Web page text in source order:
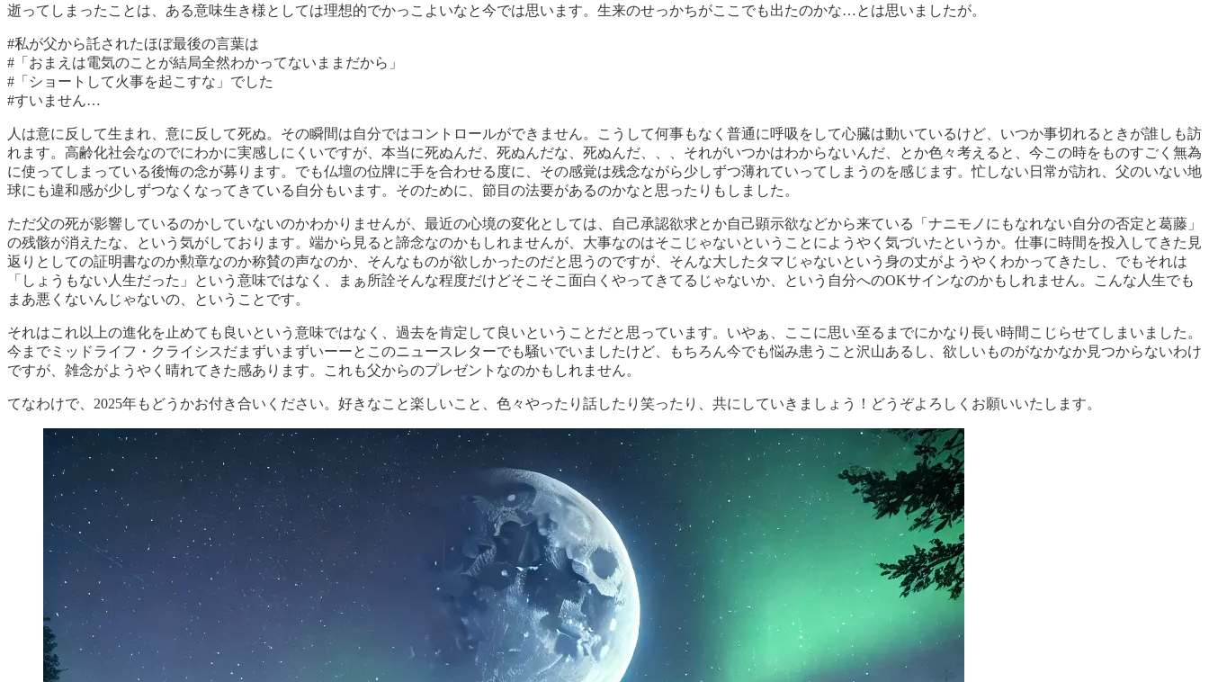
逝ってしまったことは、ある意味生き様としては理想的でかっこよいなと今では思います。生来のせっかちがここでも出たのかな…とは思いましたが。
#私が父から託されたほぼ最後の言葉は
#「おまえは電気のことが結局全然わかってないままだから」
#「ショートして火事を起こすな」でした
#すいません…
人は意に反して生まれ、意に反して死ぬ。その瞬間は自分ではコントロールができません。こうして何事もなく普通に呼吸をして心臓は動いているけど、いつか事切れるときが誰しも訪
れます。高齢化社会なのでにわかに実感しにくいですが、本当に死ぬんだ、死ぬんだな、死ぬんだ、、、それがいつかはわからないんだ、とか色々考えると、今この時をものすごく無為
に使ってしまっている後悔の念が募ります。でも仏壇の位牌に手を合わせる度に、その感覚は残念ながら少しずつ薄れていってしまうのを感じます。忙しない日常が訪れ、父のいない地
球にも違和感が少しずつなくなってきている自分もいます。そのために、節目の法要があるのかなと思ったりもしました。
ただ父の死が影響しているのかしていないのかわかりませんが、最近の心境の変化としては、自己承認欲求とか自己顕示欲などから来ている「ナニモノにもなれない自分の否定と葛藤」
の残骸が消えたな、という気がしております。端から見ると諦念なのかもしれませんが、大事なのはそこじゃないということにようやく気づいたというか。仕事に時間を投入してきた見
返りとしての証明書なのか勲章なのか称賛の声なのか、そんなものが欲しかったのだと思うのですが、そんな大したタマじゃないという身の丈がようやくわかってきたし、でもそれは
「しょうもない人生だった」という意味ではなく、まぁ所詮そんな程度だけどそこそこ面白くやってきてるじゃないか、という自分へのOKサインなのかもしれません。こんな人生でも
まあ悪くないんじゃないの、ということです。
それはこれ以上の進化を止めても良いという意味ではなく、過去を肯定して良いということだと思っています。いやぁ、ここに思い至るまでにかなり長い時間こじらせてしまいました。
今までミッドライフ・クライシスだまずいまずいーーとこのニュースレターでも騒いでいましたけど、もちろん今でも悩み患うこと沢山あるし、欲しいものがなかなか見つからないわけ
ですが、雑念がようやく晴れてきた感あります。これも父からのプレゼントなのかもしれません。
てなわけで、2025年もどうかお付き合いください。好きなこと楽しいこと、色々やったり話したり笑ったり、共にしていきましょう！どうぞよろしくお願いいたします。